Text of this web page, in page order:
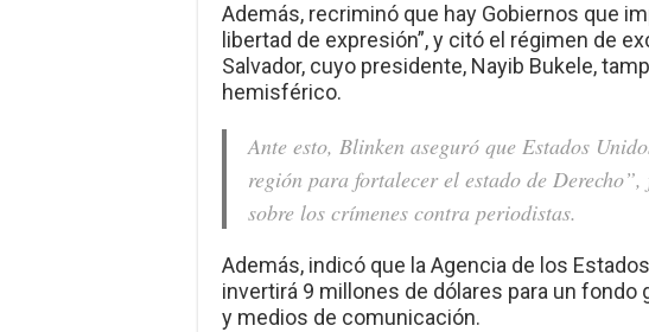
Además, recriminó que hay Gobiernos que
libertad de expresión”, y citó el régimen de
Salvador, cuyo presidente, Nayib Bukele,
hemisférico.
Ante esto, Blinken aseguró que Estados
región para fortalecer el estado de
sobre los crímenes contra periodistas.
Además, indicó que la Agencia de los
invertirá 9 millones de dólares para un
y medios de comunicación.